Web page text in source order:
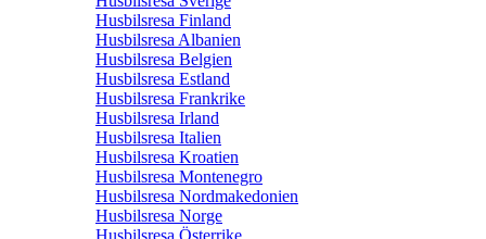
Husbilsresa Finland
Husbilsresa Albanien
Husbilsresa Belgien
Husbilsresa Estland
Husbilsresa Frankrike
Husbilsresa Irland
Husbilsresa Italien
Husbilsresa Kroatien
Husbilsresa Montenegro
Husbilsresa Nordmakedonien
Husbilsresa Norge
Husbilsresa Österrike